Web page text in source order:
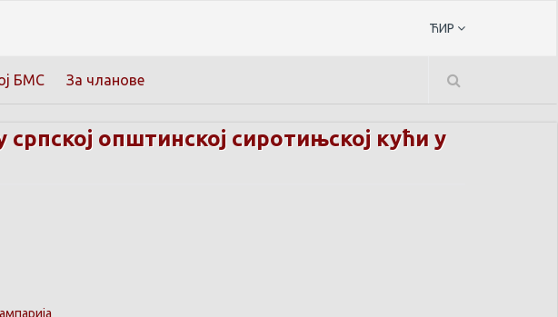
ЋИР
БМС За чланове
општинској сиротињској кући у